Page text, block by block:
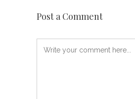
Post a Comment